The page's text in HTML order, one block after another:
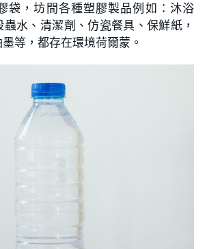
袋，坊間各種塑膠製品例如：沐浴
水、清潔劑、仿瓷餐具、保鮮紙，
等，都存在環境荷爾蒙。